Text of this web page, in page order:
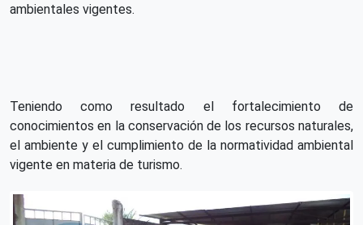
ambientales vigentes.
Teniendo como resultado el fortalecimiento de
conocimientos en la conservación de los recursos naturales,
el ambiente y el cumplimiento de la normatividad ambiental
vigente en materia de turismo.